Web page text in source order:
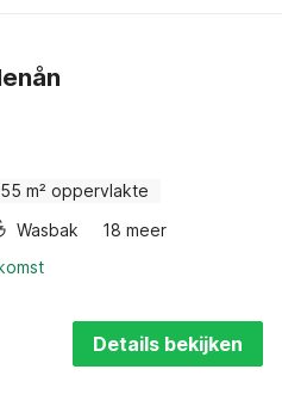
55 m² oppervlakte
Wasbak
18 meer
Details bekijken